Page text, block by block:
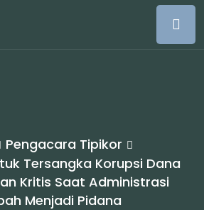
Pengacara Tipikor
Tersangka Korupsi Dana
Kritis Saat Administrasi
Menjadi Pidana